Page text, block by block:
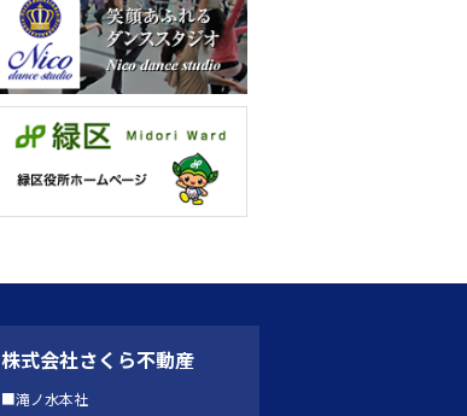
株式会社さくら不動産
■滝ノ水本社